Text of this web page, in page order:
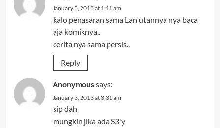
January 3, 2013 at 1:11 am
kalo penasaran sama Lanjutannya nya baca
aja komiknya..
cerita nya sama persis..
Reply
Anonymoussays:
January 3, 2013 at 3:31 am
sip dah
mungkin jika ada S3'y